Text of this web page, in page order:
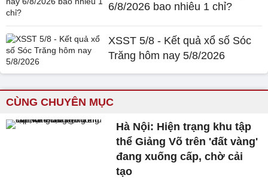
6/8/2026 bao nhiêu 1 chỉ?
XSST 5/8 - Kết quả xổ số Sóc
Trăng hôm nay 5/8/2026
CÙNG CHUYÊN MỤC
Hà Nội: Hiện trạng khu tập
thể Giảng Võ trên 'đất vàng'
đang xuống cấp, chờ cải
tạo